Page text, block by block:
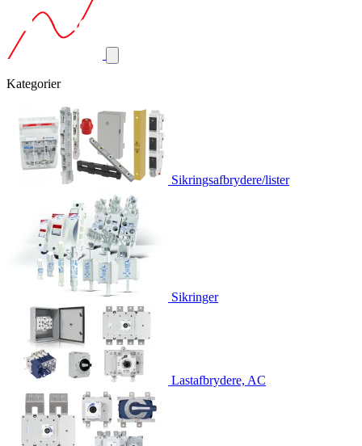
Kategorier
Sikringsafbrydere/lister
Sikringer
Lastafbrydere, AC